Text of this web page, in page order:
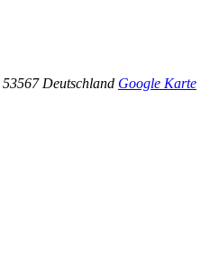
53567 Deutschland Google Karte